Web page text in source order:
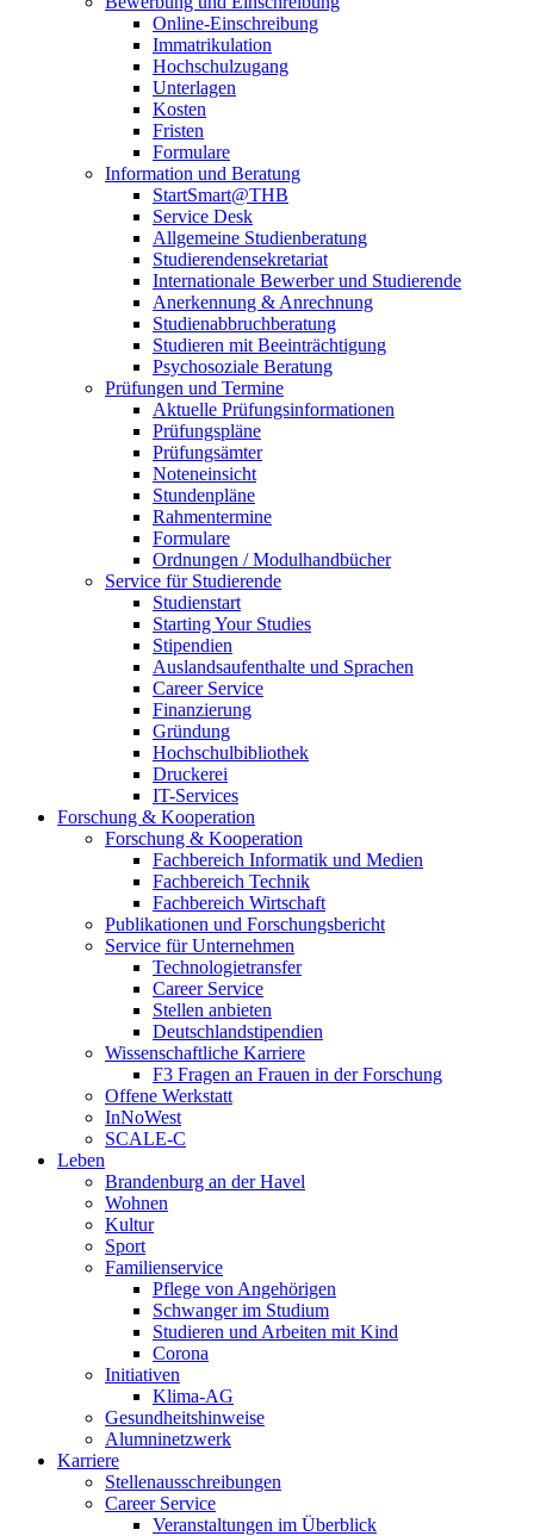
Online-Einschreibung
Immatrikulation
Hochschulzugang
Unterlagen
Kosten
Fristen
Formulare
Information und Beratung
StartSmart@THB
Service Desk
Allgemeine Studienberatung
Studierendensekretariat
Internationale Bewerber und Studierende
Anerkennung & Anrechnung
Studienabbruchberatung
Studieren mit Beeinträchtigung
Psychosoziale Beratung
Prüfungen und Termine
Aktuelle Prüfungsinformationen
Prüfungspläne
Prüfungsämter
Noteneinsicht
Stundenpläne
Rahmentermine
Formulare
Ordnungen / Modulhandbücher
Service für Studierende
Studienstart
Starting Your Studies
Stipendien
Auslandsaufenthalte und Sprachen
Career Service
Finanzierung
Gründung
Hochschulbibliothek
Druckerei
IT-Services
Forschung & Kooperation
Forschung & Kooperation
Fachbereich Informatik und Medien
Fachbereich Technik
Fachbereich Wirtschaft
Publikationen und Forschungsbericht
Service für Unternehmen
Technologietransfer
Career Service
Stellen anbieten
Deutschlandstipendien
Wissenschaftliche Karriere
F3 Fragen an Frauen in der Forschung
Offene Werkstatt
InNoWest
SCALE-C
Leben
Brandenburg an der Havel
Wohnen
Kultur
Sport
Familienservice
Pflege von Angehörigen
Schwanger im Studium
Studieren und Arbeiten mit Kind
Corona
Initiativen
Klima-AG
Gesundheitshinweise
Alumninetzwerk
Karriere
Stellenausschreibungen
Career Service
Veranstaltungen im Überblick